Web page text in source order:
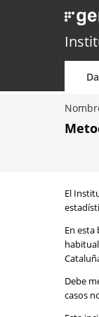
El
En
Debe
casos